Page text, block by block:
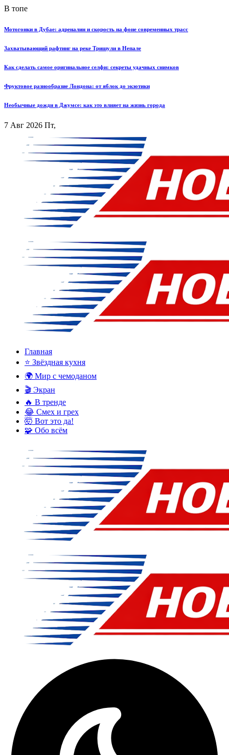
В топе
Мотогонки в Дубае: адреналин и скорость на фоне современных трасс
Захватывающий рафтинг на реке Тришули в Непале
Как сделать самое оригинальное селфи: секреты удачных снимков
Фруктовое разнообразие Лондона: от яблок до экзотики
Необычные дожди в Джумсе: как это влияет на жизнь города
7 Авг 2026 Пт,
Главная
⭐ Звёздная кухня
🌍 Мир с чемоданом
🎬 Экран
🔥 В тренде
😂 Смех и грех
🤯 Вот это да!
🧩 Обо всём